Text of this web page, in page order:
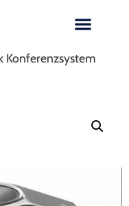
Konferenzsystem